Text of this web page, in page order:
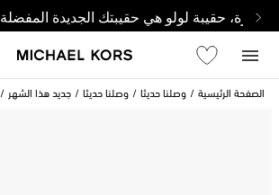
وصغيرة، حقيبة لولو هي حقيبتك الجديدة المفضلة
الصفحة الرئيسية وصلنا حديثا وصلنا حديثا جديد هذا الشهر